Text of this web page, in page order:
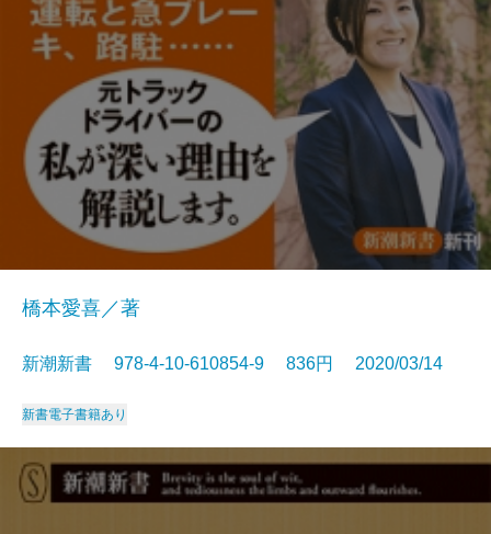
橋本愛喜／著
新潮新書 978-4-10-610854-9 836円 2020/03/14
新書電子書籍あり